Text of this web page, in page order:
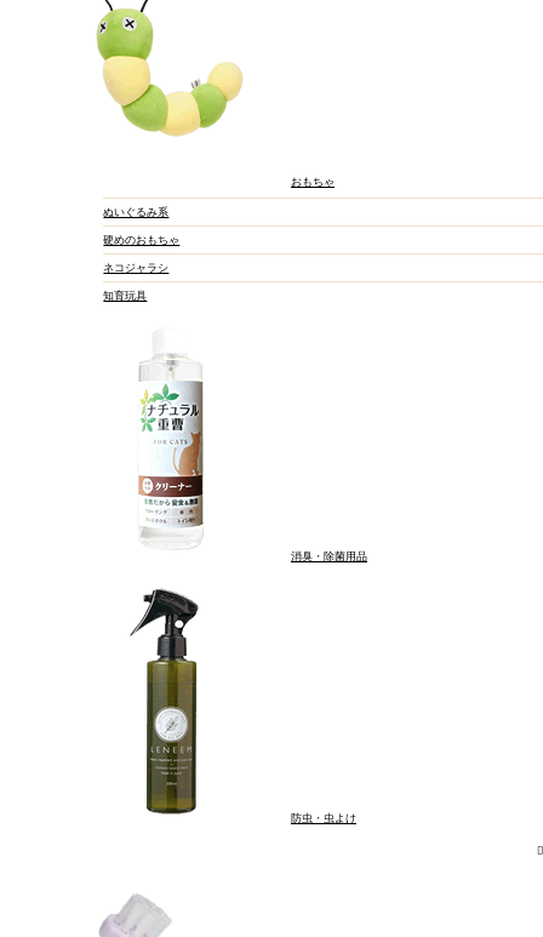
おもちゃ
ぬいぐるみ系
硬めのおもちゃ
ネコジャラシ
知育玩具
消臭・除菌用品
防虫・虫よけ